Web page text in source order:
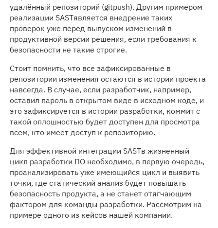
удалённый репозиторий (gitpush). Другим примером
реализации SASTявляется внедрение таких
проверок уже перед выпуском изменений в
продуктивной версии решения, если требования к
безопасности не такие строгие.
Стоит помнить, что все зафиксированные в
репозитории изменения остаются в истории проекта
навсегда. В случае, если разработчик, например,
оставил пароль в открытом виде в исходном коде, и
это зафиксируется в истории разработки, коммит с
такой оплошностью будет доступен для просмотра
всем, кто имеет доступ к репозиторию.
Для эффективной интеграции SASTв жизненный
цикл разработки ПО необходимо, в первую очередь,
проанализировать уже имеющийся цикл и выявить
точки, где статический анализ будет повышать
безопасность продукта, а не станет отягчающим
фактором для команды разработки. Рассмотрим на
примере одного из кейсов нашей компании.